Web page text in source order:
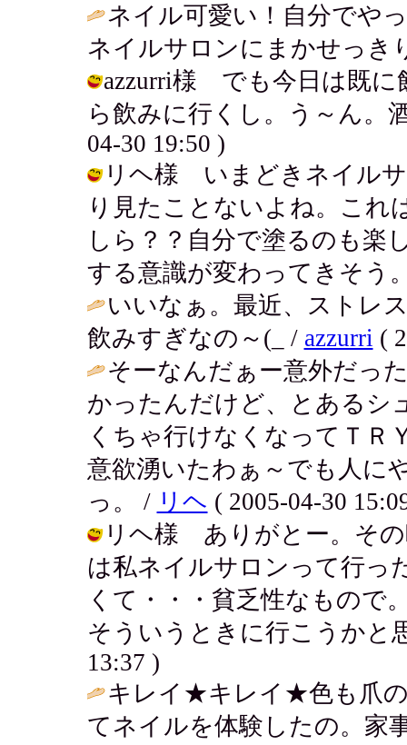
ネイル可愛い！自分でや
ネイルサロンにまかせっき
azzurri様 でも今日は既に
ら飲みに行くし。う～ん。
04-30 19:50 )
リヘ様 いまどきネイル
り見たことないよね。これ
しら？？自分で塗るのも楽
する意識が変わってきそう
いいなぁ。最近、ストレ
飲みすぎなの～(_ / azzurri (
そーなんだぁー意外だっ
かったんだけど、とあるシ
くちゃ行けなくなってＴＲ
意欲湧いたわぁ～でも人に
っ。 / リヘ ( 2005-04-30
リヘ様 ありがとー。その
は私ネイルサロンって行っ
くて・・・貧乏性なもので
そういうときに行こうかと
13:37 )
キレイ★キレイ★色も爪
てネイルを体験したの。家